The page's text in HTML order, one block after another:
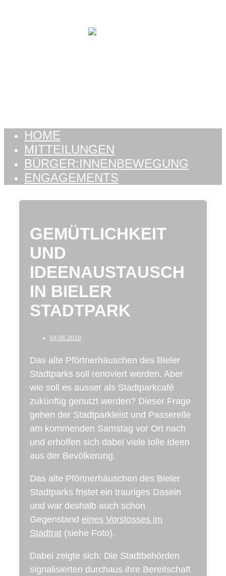
HOME
MITTEILUNGEN
BÜRGER:INNENBEWEGUNG
ENGAGEMENTS
GEMÜTLICHKEIT
UND
IDEENAUSTAUSCH
IN BIELER
STADTPARK
04.06.2018
Das alte Pförtnerhäuschen des Bieler
Stadtparks soll renoviert werden. Aber
wie soll es ausser als Stadtparkcafé
zukünftig genutzt werden? Dieser Frage
gehen der Stadtparkleist und Passerelle
am kommenden Samstag vor Ort nach
und erhoffen sich dabei viele tolle Ideen
aus der Bevölkerung.
Das alte Pförtnerhäuschen des Bieler
Stadtparks fristet ein trauriges Dasein
und war deshalb auch schon
Gegenstand eines Vorstosses im
Stadtrat (siehe Foto).
Dabei zeigte sich: Die Stadtbehörden
signalisierten durchaus ihre Bereitschaft